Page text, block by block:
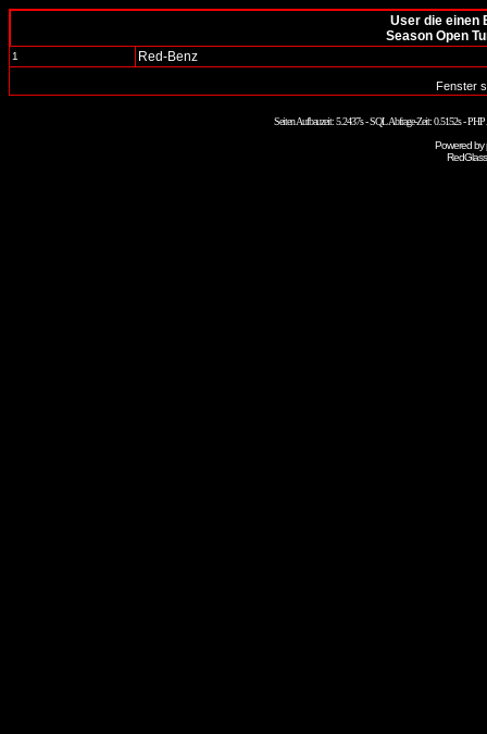
User die einen
Season Open
1 Red-Benz
Fenster
Seiten Aufbauzeit: 5.2437s - SQL Abfrage-Zeit: 0.5152s -
Powered by